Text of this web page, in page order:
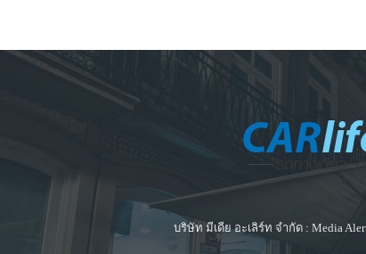
บริษัท มีเดีย อะเลิร์ท จำกัด : Media